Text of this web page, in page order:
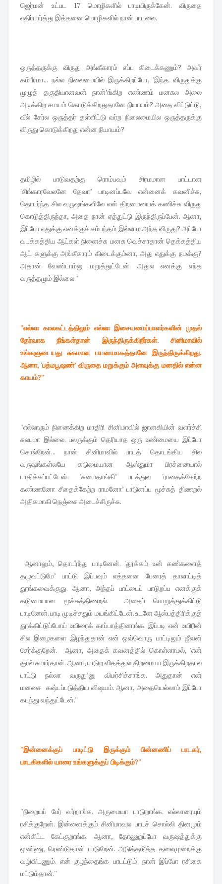
ஜெர்மன் உட்பட 17 மொழிகளில் பாடியிருக்கேன். விருதை
எதிர்பார்த்து இத்தனை மொழிகளில் நான் பாடலை.
ஒருத்தருக்கு விருது அங்கீகாரம் எப்ப கிடைக்கணும்? அவர்
கம்பீரமா... நல்ல நிலைமையில் இருக்கிறப்போ, 'இந்த விருதுக்கு
முழுத் தகுதியானவன் நான்’ங்கிற எண்ணம் மனசுல அலை
அடிக்கிற சமயம் கொடுக்கிறதுதானே நியாயம்? அதை விட்டுட்டு,
வீல் சேர்ல ஒருத்தர் தள்ளிட்டு வர்ற நிலைமையில ஒருத்தருக்கு
விருது கொடுக்கிறது என்ன நியாயம்?
தமிழில் பாடுவதற்கு ரொம்பவும் சிரமமான பாட்டான
'சிங்காரவேலனே தேவா’ பாடினப்பவே என்னைக் கவனிச்சு,
தொடர்ந்த சில வருஷங்களிலே என் திறமையைக் கணிச்சு விருது
கொடுத்திருந்தா, அதை நான் ஏத்துட்டு இருந்திருப்பேன். ஆனா,
இப்போ எதுக்கு எனக்குச் சம்பந்தம் இல்லாம அந்த விருது? அப்போ
வடக்கத்திய ஆட்கள் நினைச்சு மனசு வெச்சாதான் தெக்கத்திய
ஆட் களுக்கு அங்கீகாரம் கிடைக்கும்னா, அது எதுக்கு நமக்கு?
அதான் வேண்டாம்னு மறுத்துட்டேன். அதுல எனக்கு எந்த
வருத்தமும் இல்லை.''
''எல்லா காலகட்டத்திலும் எல்லா இசையமைப்பாளர்களின் முதல்
தேர்வாக நீங்கள்தான் இருந்திருக்கிறீர்கள். சினிமாவில்
உங்களுடையது சுகமான பயணமாகத்தானே இருந்திருக்கிறது.
ஆனா, 'பத்மபூஷண்’ விருதை மறுக்கும் அளவுக்கு மனதில் என்ன
காயம்?''
''எல்லாரும் நினைக்கிற மாதிரி சினிமாவில் ஜானகியின் வளர்ச்சி
சுலபமா இல்லை. பலருக்கும் தெரியாத ஒரு உண்மையை இப்போ
சொல்றேன்... நான் சினிமாவில் பாடத் தொடங்கிய சில
வருஷங்கள்லயே கடுமையான ஆஸ்துமா பிரச்னையால்
பாதிக்கப்பட்டேன். 'சுமைதாங்கி’ படத்துல 'ராதைக்கேற்ற
கண்ணனோ சீதைக்கேற்ற ராமனோ’ பாடுனப்ப மூச்சுத் திணறல்
அதிகமாகி நெஞ்சை அடைச்சிருச்சு.
ஆனாலும், தொடர்ந்து பாடினேன். 'தூக்கம் உன் கண்களைத்
தழுவட்டுமே’ பாட்டு இப்பவும் எத்தனை பேரைத் தாலாட்டித்
தூங்கவைக்குது. ஆனா, அந்தப் பாட்டைப் பாடுறப்ப எனக்குக்
கடுமையான மூச்சுத்திணறல். அதைப் பொறுத்துக்கிட்டு
பாடினேன். பாடி முடிச்சதும் மயங்கிட்டேன். உடனே ஆஸ்பத்திரிக்குத்
தூக்கிட்டுப்போய் உயிரைக் காப்பாத்தினாங்க. இப்படி என் உயிரின்
சில இழைகளை இழந்துதான் என் ஒவ்வொரு பாட்டிலும் ஜீவன்
சேர்க்குறேன். ஆனா, அதைக் கவனத்தில் கொள்ளாமல், 'என்
குரல் சுமார்தான். ஆனா, பாடுற விதத்துல திறமையா இருக்கிறதால
பாட்டு நல்லா வருது’னு விமர்சிச்சாங்க. அதுதான் என்
மனசை கஷ்டப்படுத்திய விஷயம். ஆனா, அதையெல்லாம் இப்போ
கடந்து வந்துட்டேன்.''
''இன்னைக்குப் பாடிட்டு இருக்கும் பின்னணிப் பாடகர்,
பாடகிகளில் யாரை உங்களுக்குப் பிடிக்கும்?''
''நிறையப் பேர் வர்றாங்க. அருமையா பாடுறாங்க. எல்லாரையும்
ரசிக்குறேன். இன்னைக்கும் சினிமாவுல பாடச் சொல்லி தினமும்
என்கிட்ட கேட்குறாங்க. ஆனா, தோணுறப்போ வருஷத்துக்கு
ஒண்ணு, ரெண்டுதான் பாடுறேன். அடுத்தடுத்த தலைமுறைக்கு
வழிவிடணும். என் குழந்தைங்க பாடட்டும். நான் இப்போ ரசிகை
மட்டும்தான்.''